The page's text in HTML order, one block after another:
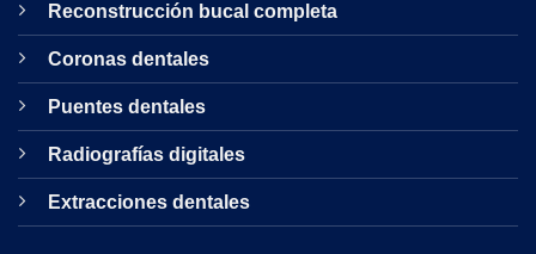
Reconstrucción bucal completa
Coronas dentales
Puentes dentales
Radiografías digitales
Extracciones dentales